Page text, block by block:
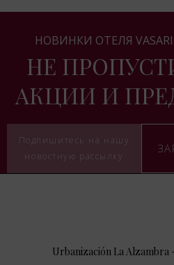
НОВИНКИ ОТЕЛЯ VASARI
НЕ
АКЦИИ И
Подпишитесь на нашу
новостную рассылку
Urbanización La Alzambra